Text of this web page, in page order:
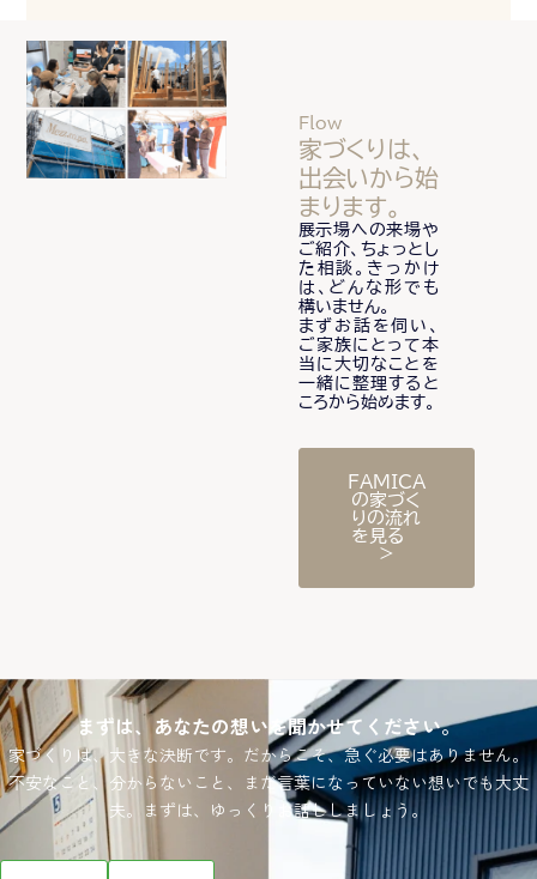
Flow
家づくりは、
出会いから始
まります。
展示場への来場や
ご紹介、ちょっとし
た相談。きっかけ
は、どんな形でも
構いません。
まずお話を伺い、
ご家族にとって本
当に大切なことを
一緒に整理すると
ころから始めます。
FAMICA
の家づく
りの流れ
を見る
＞
まずは、あなたの想いを聞かせてください。
家づくりは、大きな決断です。だからこそ、急ぐ必要はありません。
不安なこと、分からないこと、まだ言葉になっていない想いでも大丈
夫。まずは、ゆっくりお話ししましょう。